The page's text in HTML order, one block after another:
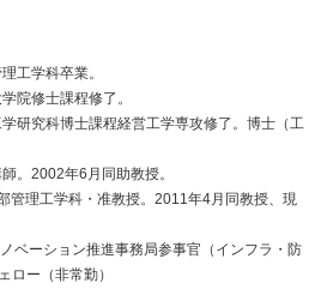
工学科卒業。
院修士課程修了。
研究科博士課程経営工学専攻修了。博士（工
。2002年6月同助教授。
管理工学科・准教授。2011年4月同教授、現
ベーション推進事務局参事官（インフラ・防
ロー（非常勤）